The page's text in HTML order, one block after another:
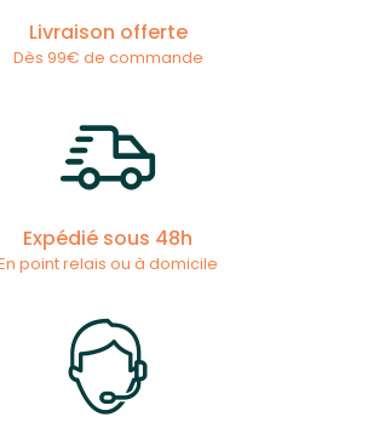
Livraison offerte
Dès 99€ de commande
Expédié sous 48h
point relais ou à domicile